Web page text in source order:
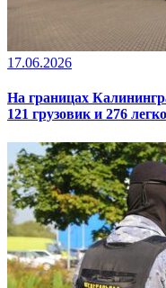
17.06.2026
На границах
121 грузовик и 276